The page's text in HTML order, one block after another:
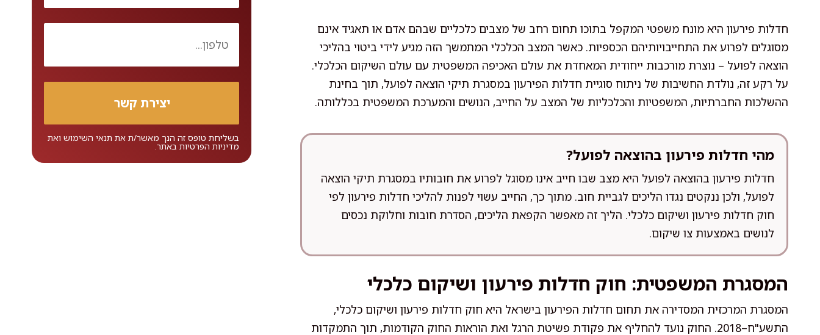
חדלות פירעון היא מונח משפטי המקפל בתוכו תחום רחב של מצבים כלכליים שבהם אדם או תאגיד אינם
מסוגלים לפרוע את התחייבויותיהם הכספיות. כאשר המצב הכלכלי המתמשך הזה מגיע לידי ביטוי בהליכי
הוצאה לפועל – נוצרת מורכבות ייחודית המאחדת את עולם האכיפה המשפטית עם עולם השיקום הכלכלי.
על רקע זה, נולדת החשיבות של ניתוח סוגיית חדלות הפירעון במסגרת תיקי הוצאה לפועל, תוך בחינת
ההשלכות החברתיות, המשפטיות והכלכליות של המצב על החייב, הנושים והמערכת המשפטית בכללותה.
מהי חדלות פירעון בהוצאה לפועל?
חדלות פירעון בהוצאה לפועל היא מצב שבו חייב אינו מסוגל לפרוע את חובותיו במסגרת תיקי הוצאה
לפועל, ולכן ננקטים נגדו הליכים לגביית חוב. מתוך כך, החייב עשוי לפנות להליכי חדלות פירעון לפי
חוק חדלות פירעון ושיקום כלכלי. הליך זה מאפשר הקפאת הליכים, הסדרת חובות וחלוקת נכסים
לנושים באמצעות צו שיקום.
המסגרת המשפטית: חוק חדלות פירעון ושיקום כלכלי
המסגרת המרכזית המסדירה את תחום חדלות הפירעון בישראל היא חוק חדלות פירעון ושיקום כלכלי,
התשע"ח–2018. החוק נועד להחליף את פקודת פשיטת הרגל ואת הוראות החוק הקודמות, תוך התמקדות
בשליחת טופס זה הנך מאשר/ת את תנאי השימושואת
מדיניות הפרטיותבאתר.